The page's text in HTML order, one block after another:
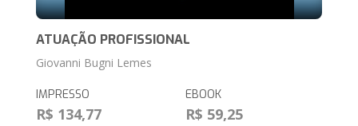
ATUAÇÃO PROFISSIONAL
Giovanni Bugni Lemes
IMPRESSO
R$ 134,77
EBOOK
R$ 59,25